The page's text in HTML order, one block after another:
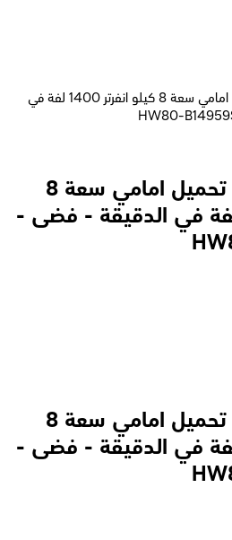
هاير غسالة ملابس تحميل امامي سعة 8 كيلو انفرتر 1400 لفة في
هاير غسالة ملابس تحميل امامي سعة 8
انفرتر 1400 لفة في الدقيقة - فضى -
هاير غسالة ملابس تحميل امامي سعة 8
انفرتر 1400 لفة في الدقيقة - فضى -